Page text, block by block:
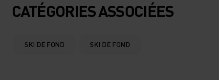
CATÉGORIES ASSOCIÉES
SKI DE FOND SKI DE FOND